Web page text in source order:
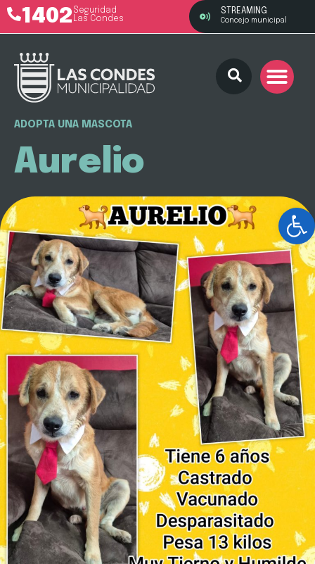
1402 Seguridad
Las Condes
STREAMING
Concejo municipal
ADOPTA UNA MASCOTA
Aurelio